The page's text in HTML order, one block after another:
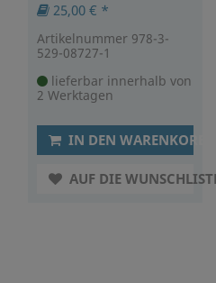
25,00 € *
Artikelnummer 978-3-
529-08727-1
lieferbar innerhalb von
2 Werktagen
IN DEN WARENKORB
AUF DIE